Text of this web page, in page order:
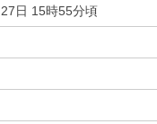
日 15時55分頃